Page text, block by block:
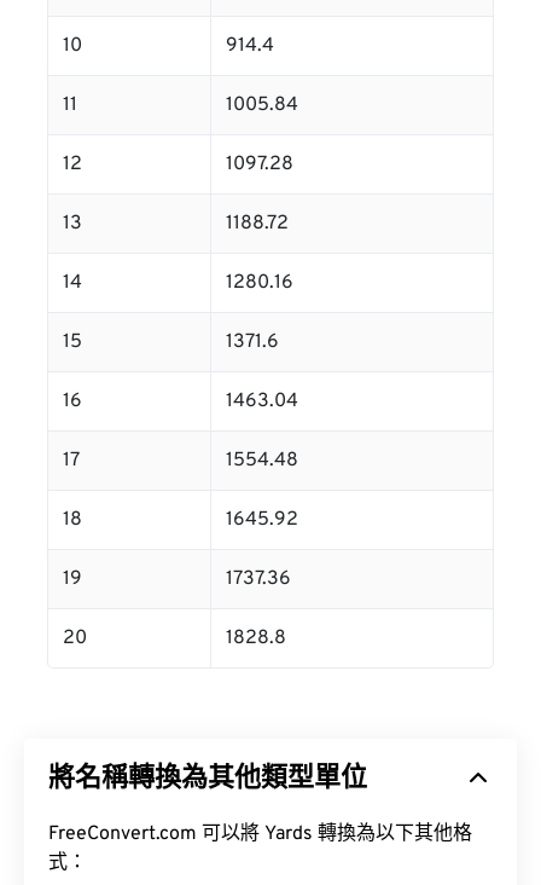
10 914.4
11 1005.84
12 1097.28
13 1188.72
14 1280.16
15 1371.6
16 1463.04
17 1554.48
18 1645.92
19 1737.36
20 1828.8
將名稱轉換為其他類型單位
FreeConvert.com 可以將 Yards 轉換為以下其他格
式：